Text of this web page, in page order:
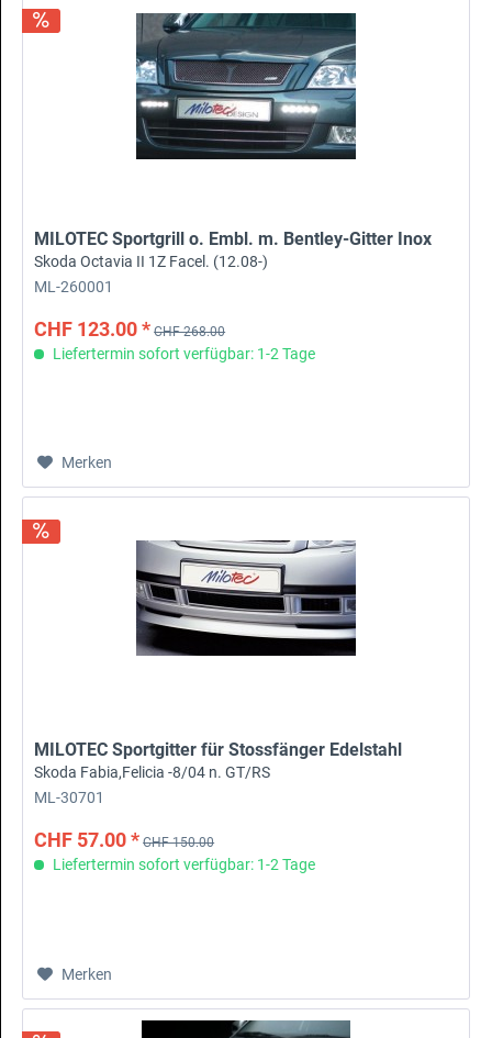
MILOTEC Sportgrill o. Embl. m. Bentley-Gitter Inox
Skoda Octavia II 1Z Facel. (12.08-)
ML-260001
CHF 123.00 * CHF 268.00
Liefertermin sofort verfügbar: 1-2 Tage
Merken
MILOTEC Sportgitter für Stossfänger Edelstahl
Skoda Fabia,Felicia -8/04 n. GT/RS
ML-30701
CHF 57.00 * CHF 150.00
Liefertermin sofort verfügbar: 1-2 Tage
Merken